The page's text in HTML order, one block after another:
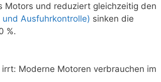
Motors und reduziert gleichzeitig den
Ausfuhrkontrolle) sinken die
%.
Moderne Motoren verbrauchen im